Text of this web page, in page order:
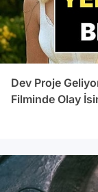
Dev Proje
Filminde Olay